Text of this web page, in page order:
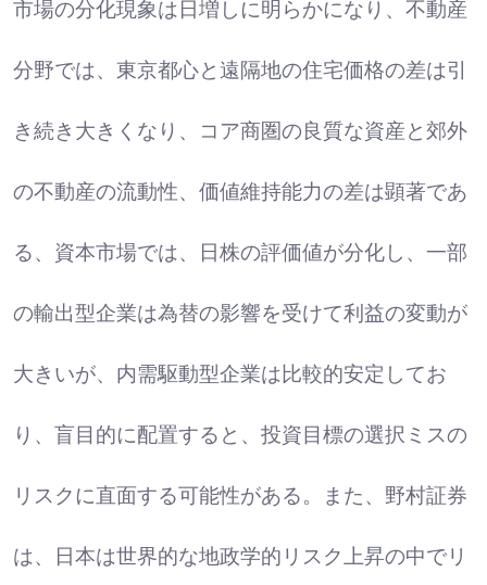
市場の分化現象は日増しに明らかになり、不動産
分野では、東京都心と遠隔地の住宅価格の差は引
き続き大きくなり、コア商圏の良質な資産と郊外
の不動産の流動性、価値維持能力の差は顕著であ
る、資本市場では、日株の評価値が分化し、一部
の輸出型企業は為替の影響を受けて利益の変動が
大きいが、内需駆動型企業は比較的安定してお
り、盲目的に配置すると、投資目標の選択ミスの
リスクに直面する可能性がある。また、野村証券
は、日本は世界的な地政学的リスク上昇の中でリ